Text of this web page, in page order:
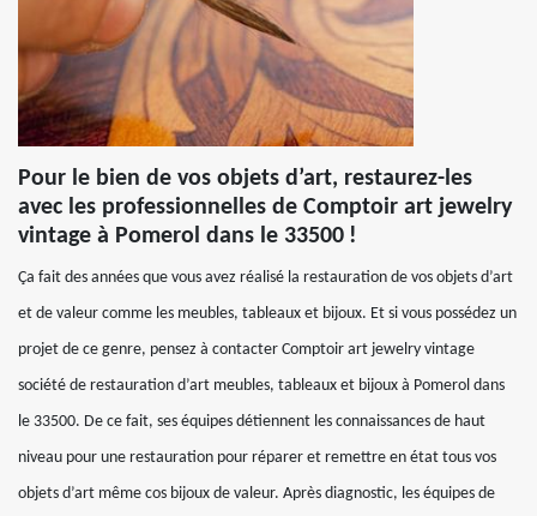
Pour le bien de vos objets d’art, restaurez-les
avec les professionnelles de Comptoir art jewelry
vintage à Pomerol dans le 33500 !
Ça fait des années que vous avez réalisé la restauration de vos objets d’art
et de valeur comme les meubles, tableaux et bijoux. Et si vous possédez un
projet de ce genre, pensez à contacter Comptoir art jewelry vintage
société de restauration d’art meubles, tableaux et bijoux à Pomerol dans
le 33500. De ce fait, ses équipes détiennent les connaissances de haut
niveau pour une restauration pour réparer et remettre en état tous vos
objets d’art même cos bijoux de valeur. Après diagnostic, les équipes de